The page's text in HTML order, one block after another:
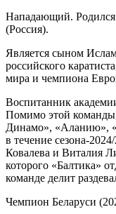
Нападающий. Родился
(Россия).
Является сыном
российского
мира и чемпиона
Воспитанник
Помимо этой
Динамо», «Аланию»,
в течение сезона-
Ковалева и Виталия
которого «Балтика»
команде делит
Чемпион Беларуси